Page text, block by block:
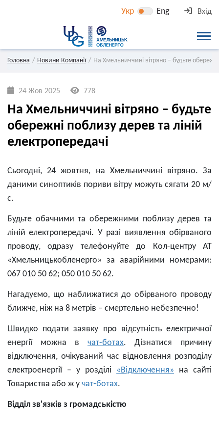
Укр Eng Вхід
Головна Новини Компанії На Хмельниччині вітряно – будьте
24 Жов 2025 778
На Хмельниччині вітряно – будьте
обережні поблизу дерев та ліній
електропередачі
Сьогодні, 24 жовтня, на Хмельниччині вітряно. За
даними синоптиків пориви вітру можуть сягати 20 м/
с.
Будьте обачними та обережними поблизу дерев та
ліній електропередачі. У разі виявлення обірваного
проводу, одразу телефонуйте до Кол-центру АТ
«Хмельницькобленерго» за аварійними номерами:
067 010 50 62; 050 010 50 62.
Нагадуємо, що наближатися до обірваного проводу
ближче, ніж на 8 метрів – смертельно небезпечно!
Швидко подати заявку про відсутність електричної
енергії можна в чат-ботах. Дізнатися причину
відключення, очікуваний час відновлення розподілу
електроенергії – у розділі
«Відключення» на сайті
Товариства або ж у чат-ботах.
Відділ зв'язків з громадськістю